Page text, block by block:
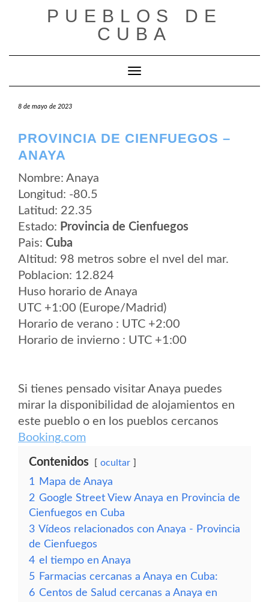
PUEBLOS DE
CUBA
Cambiar modo de navegación
8 de mayo de 2023
PROVINCIA DE CIENFUEGOS –
ANAYA
Nombre: Anaya
Longitud: -80.5
Latitud: 22.35
Estado: Provincia de Cienfuegos
Pais: Cuba
Altitud: 98 metros sobre el nvel del mar.
Poblacion: 12.824
Huso horario de Anaya
UTC +1:00 (Europe/Madrid)
Horario de verano : UTC +2:00
Horario de invierno : UTC +1:00
Si tienes pensado visitar Anaya puedes
mirar la disponibilidad de alojamientos en
este pueblo o en los pueblos cercanos
Booking.com
Contenidos ocultar
1
Mapa de Anaya
2 Google Street View Anaya en Provincia de
Cienfuegos en Cuba
3 Vídeos relacionados con Anaya - Provincia
de Cienfuegos
4 el tiempo en Anaya
5 Farmacias cercanas a Anaya en Cuba:
6 Centos de Salud cercanas a Anaya en